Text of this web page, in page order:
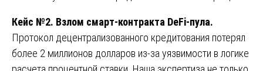
Кейс №2. Взлом смарт-контракта DeFi-пула.
Протокол децентрализованного кредитования потерял
более 2 миллионов долларов из-за уязвимости в логике